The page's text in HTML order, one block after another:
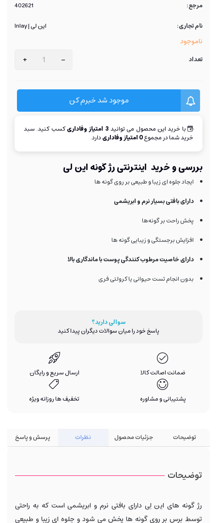
بررسی و خرید اینترنتی رژ گونه این لی
ایجاد جلوه ای زیبا و طبیعی بر روی گونه ها
دارای بافتی بسیار نرم و ابریشمی
پخش راحت بر گونه‌ها
افزایش برجستگی و زیبایی گونه ها
دارای خاصیت مرطوب کنندگی پوست با ماندگاری بالا
بدون انجام تست حیوانی یا کرولتی فری
سوالی دارید؟
پاسخ خود را میان سوالات دیگران پیدا کنید
مرجع:
402621
نام تجاری:
این لی | Inlay
ناموجود
تعداد -
+
موجود شد خبرم کن
با خرید این محصول می توانید3 امتیاز وفاداریکسب کنید. سبد
خرید شما در مجموع0امتیاز وفاداریدارد.
ضمانت اصالت کالا ارسال سریع و رایگان
پشتیبانی و مشاوره تخفیف ها روزانه ویژه
توضیحات جزئیات محصول نظرات پرسش و پاسخ
توضیحات
رژ گونه های این لِی دارای بافتی نرم و ابریشمی است که به راحتی
توسط برس بر روی گونه ها پخش می شود و جلوه ای زیبا و طبیعی